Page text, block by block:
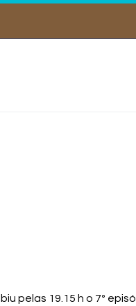
pelas 19.15 h o 7º